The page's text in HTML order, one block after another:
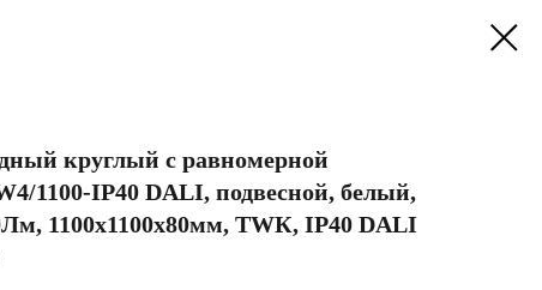
круглый с равномерной
1100-IP40 DALI, подвесной, белый,
1100х1100х80мм, TWК, IP40 DALI